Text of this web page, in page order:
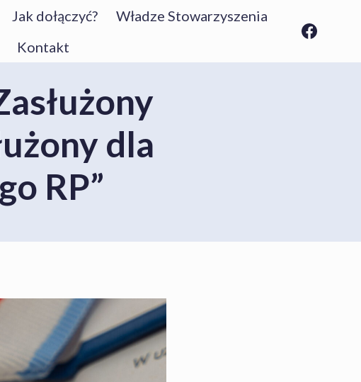
Jak dołączyć?
Władze Stowarzyszenia
Kontakt
dla
RP”